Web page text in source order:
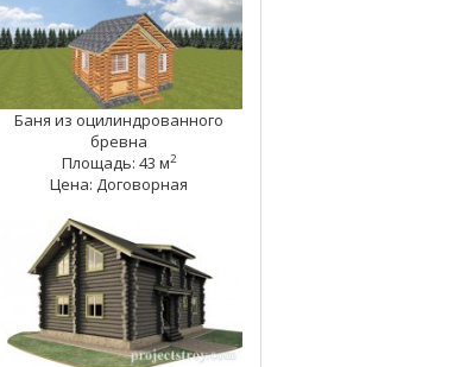
Баня из оцилиндрованного
бревна
Площадь: 43 м2
Цена: Договорная